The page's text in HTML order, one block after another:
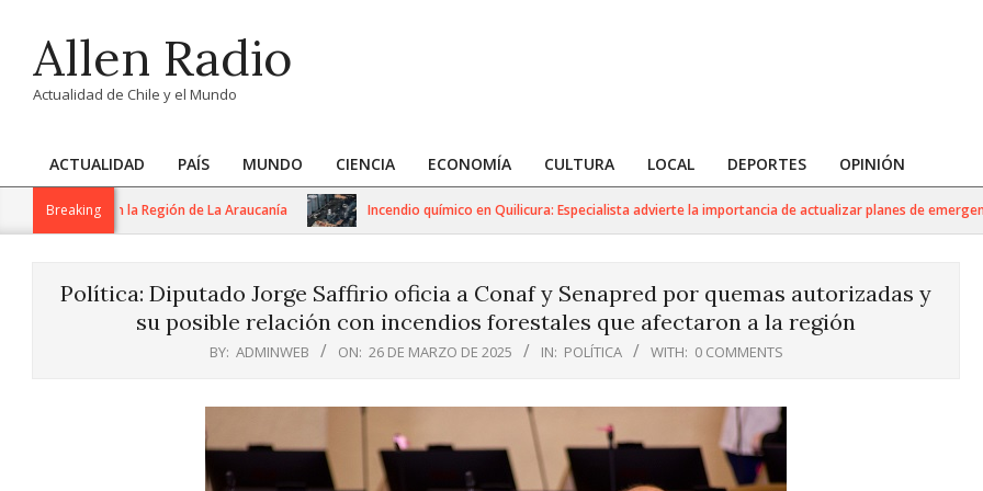
contentAllen Radio
Actualidad de Chile y el Mundo
Primary
Navigation
ACTUALIDAD PAÍS MUNDO CIENCIA ECONOMÍA CULTURA LOCAL DEPORTES OPINIÓN
Breaking
frontal en la Región de La Araucanía Incendio químico en Quilicura: Especialista advierte la importancia de actualizar planes de emergencia
Política: Diputado Jorge Saffirio oficia a Conaf y Senapred por quemas autorizadas y
su posible relación con incendios forestales que afectaron a la región
BY: ADMINWEB ON: 26 DE MARZO DE 2025 IN: POLÍTICA WITH: 0 COMMENTS